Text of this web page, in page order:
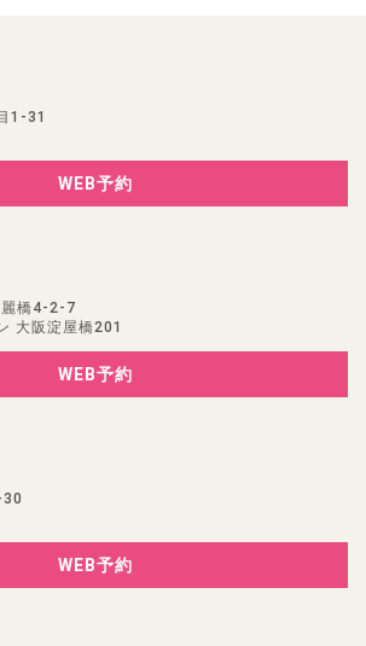
1-31
WEB予約
麗橋4-2-7
大阪淀屋橋201
WEB予約
WEB予約